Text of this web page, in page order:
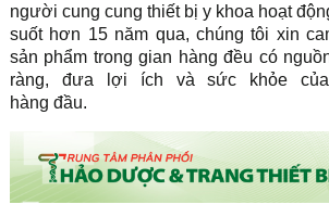
người cung cung thiết bị y khoa hoạt
suốt hơn 15 năm qua, chúng tôi xin
sản phẩm trong gian hàng đều có
ràng, đưa lợi ích và sức khỏe
hàng đầu.